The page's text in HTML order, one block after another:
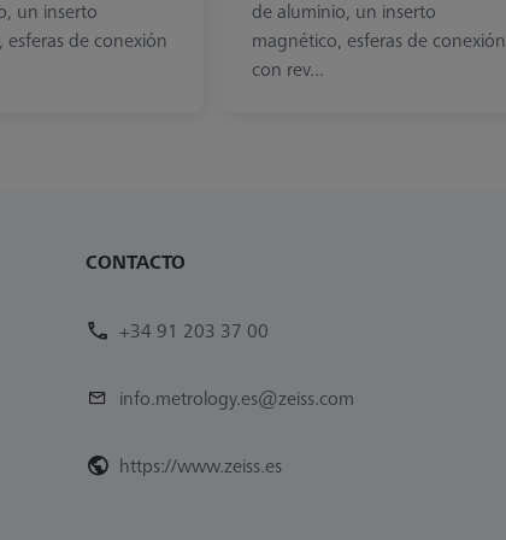
un inserto
esferas de conexión
de aluminio, un inserto
magnético, esferas de conexión
con rev...
CONTACTO
+34 91 203 37 00
info.metrology.es@zeiss.com
https://www.zeiss.es